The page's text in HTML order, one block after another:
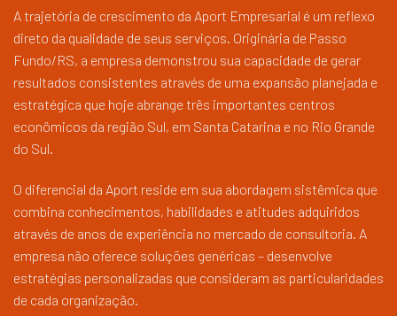
A trajetória de crescimento da Aport Empresarial é um reflexo
direto da qualidade de seus serviços. Originária de Passo
Fundo/RS, a empresa demonstrou sua capacidade de gerar
resultados consistentes através de uma expansão planejada e
estratégica que hoje abrange três importantes centros
econômicos da região Sul, em Santa Catarina e no Rio Grande
do Sul.
O diferencial da Aport reside em sua abordagem sistêmica que
combina conhecimentos, habilidades e atitudes adquiridos
através de anos de experiência no mercado de consultoria. A
empresa não oferece soluções genéricas – desenvolve
estratégias personalizadas que consideram as particularidades
de cada organização.